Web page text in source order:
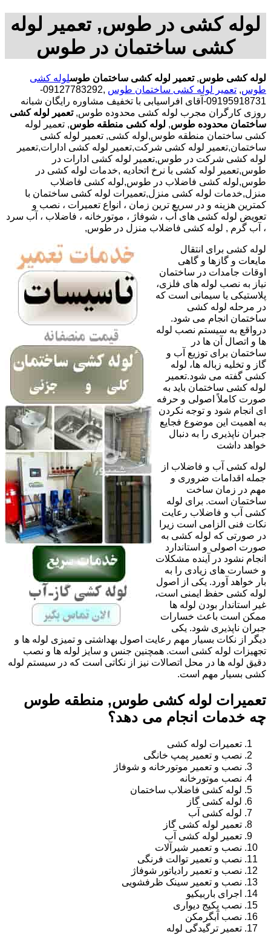
لوله کشی در طوس, تعمیر لوله
کشی ساختمان در طوس
لوله کشی طوس,تعمیر لوله کشی ساختمان طوسلوله کشی
طوس, تعمیر لوله کشی ساختمان طوس
,09127783292-
09195918731-آقای افراسیابی با تخفیف مشاوره رایگان شبانه
روزی کارگران مجرب لوله کشی محدوده طوس,تعمیر لوله کشی
ساختمان محدوده طوس, لوله کشی منطقه طوس, تعمیر لوله
کشی ساختمان منطقه طوس,لوله کشی, تعمیر لوله کشی
ساختمان,تعمیر لوله کشی شرکت,تعمیر لوله کشی ادارات,تعمیر
لوله کشی شرکت در طوس,تعمیر لوله کشی ادارات در
طوس,تعمیر لوله کشی با نرخ اتحادیه ,خدمات لوله کشی در
طوس,لوله کشی فاضلاب در طوس,لوله کشی فاضلاب
منزل,خدمات لوله کشی منزل,تعمیرات لوله کشی ساختمان با
کمترین هزینه و در سریع ترین زمان ، انواع تعمیرات ، نصب و
تعویض لوله کشی های آب ، شوفاژ ، موتورخانه ، فاضلاب ، آب سرد
، آب گرم , لوله کشی فاضلاب منزل در طوس,
لوله کشی برای انتقال
مایعات و گازها و گاهی
اوقات جامدات در ساختمان
نیاز به نصب لوله های فلزی،
پلاستیکی یا سیمانی است که
در مرحله لوله کشی
ساختمان انجام می شود.
درواقع به سیستم نصب لوله
ها و اتصال آن ها در
ساختمان برای توزیع آب و
گاز و تخلیه زباله ها، لوله
کشی گفته می شود.تعمیر
لوله کشی ساختمان باید به
صورت کاملاً اصولی و حرفه
ای انجام شود و توجه نکردن
به اهمیت این موضوع فجایع
جبران ناپذیری را به دنبال
خواهد داشت
لوله کشی آب و فاضلاب از
جمله اقدامات ضروری و
مهم در زمان ساخت
ساختمان است. برای لوله
کشی آب و فاضلاب رعایت
نکات فنی الزامی است زیرا
در صورتی که لوله کشی به
صورت اصولی و استاندارد
انجام نشود در آینده مشکلات
و خسارت های زیادی را به
بار خواهد آورد. یکی از اصول
لوله کشی حفظ ایمنی است،
غیر استاندار بودن لوله ها
ممکن است باعث خسارات
جبران ناپذیری شود. یکی
دیگر از نکات بسیار مهم رعایت اصول بهداشتی و تمیزی لوله ها و
تجهیزات لوله کشی است. همچنین جنس و سایز لوله ها و نصب
دقیق لوله ها در محل اتصالات نیز از نکاتی است که در سیستم لوله
کشی بسیار مهم است.
تعمیرات لوله کشی طوس, منطقه طوس
چه خدمات انجام می دهد؟
تعمیرات لوله کشی
نصب و تعمیر پمپ خانگی
نصب و تعمیر موتورخانه و شوفاژ
نصب موتورخانه
لوله کشی فاضلاب ساختمان
لوله کشی گاز
لوله کشی آب
تعمیر لوله کشی گاز
تعمیر لوله کشی آب
نصب و تعمیر شیرآلات
نصب و تعمیر توالت فرنگی
نصب و تعمیر رادیاتور شوفاژ
نصب و تعمیر سینک ظرفشویی
اجرای باربیکیو
نصب پکیج دیواری
نصب آبگرمکن
تعمیر ترگیدگی لوله